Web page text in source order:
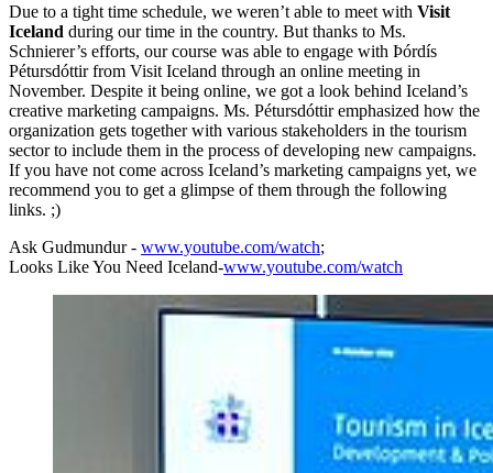
Due to a tight time schedule, we weren’t able to meet with Visit
Iceland during our time in the country. But thanks to Ms.
Schnierer’s efforts, our course was able to engage with Þórdís
Pétursdóttir from Visit Iceland through an online meeting in
November. Despite it being online, we got a look behind Iceland’s
creative marketing campaigns. Ms. Pétursdóttir emphasized how the
organization gets together with various stakeholders in the tourism
sector to include them in the process of developing new campaigns.
If you have not come across Iceland’s marketing campaigns yet, we
recommend you to get a glimpse of them through the following
links. ;)
Ask Gudmundur - www.youtube.com/watch;
Looks Like You Need Iceland-www.youtube.com/watch